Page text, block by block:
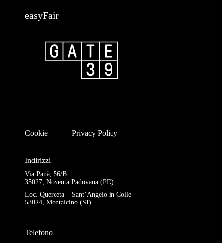
easyFair
Cookie Privacy Policy
Indirizzi
Via Panà, 56/B
35027, Noventa Padovana (PD)
Loc. Querceta – Sant’Angelo in Colle
53024, Montalcino (SI)
Telefono